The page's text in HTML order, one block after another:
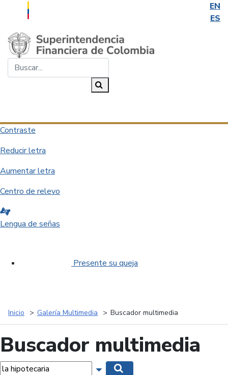
EN
ES
Saltar al contenido principal
Contraste
Reducir letra
Aumentar letra
Centro de relevo
Lengua de señas
Presente su queja
Inicio Galería Multimedia Buscador multimedia
Buscador multimedia
Mostrar opciones de búsqueda